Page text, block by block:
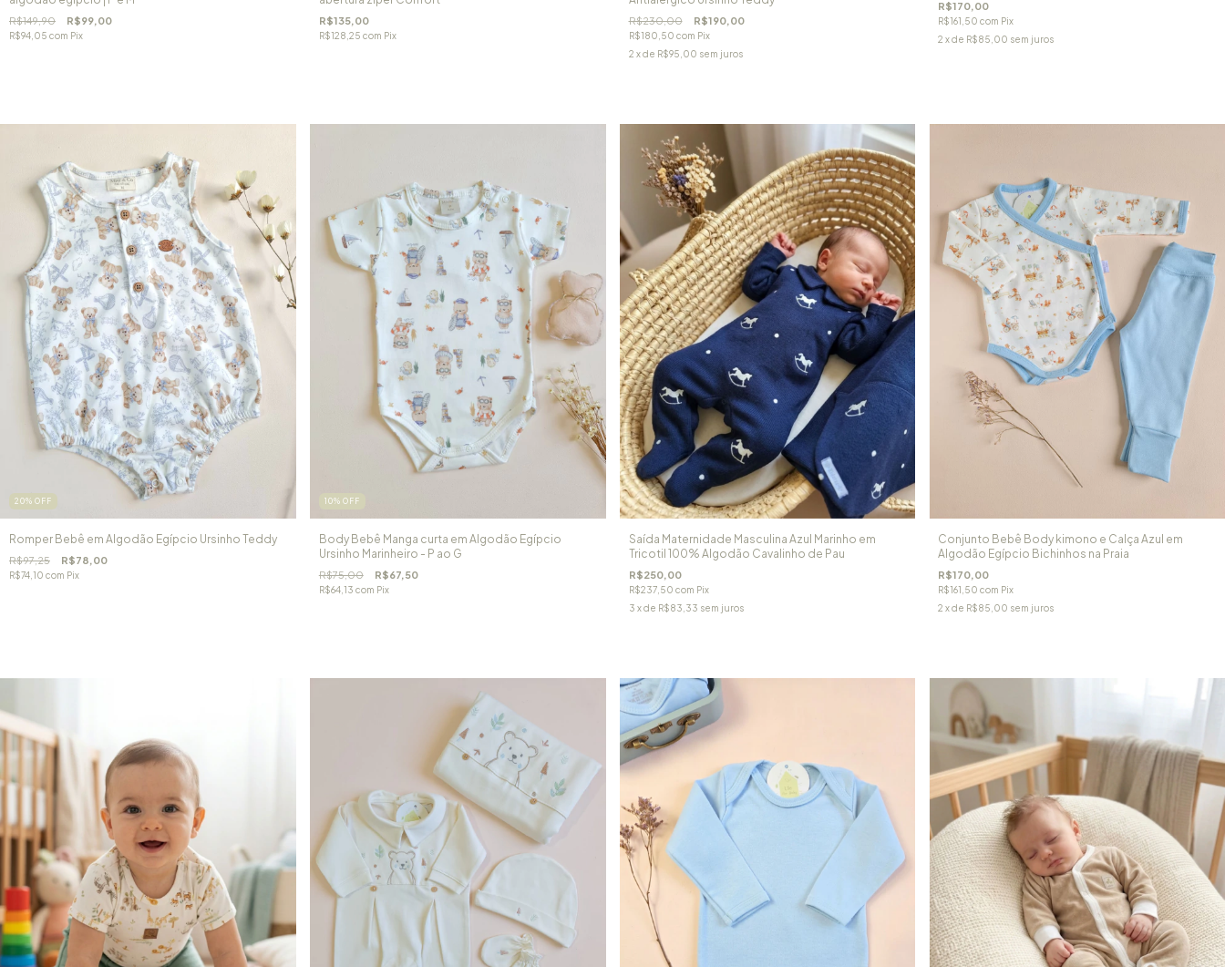
R$149,90 R$99,00
R$94,05 com Pix
R$135,00
R$128,25 com Pix
R$230,00 R$190,00
R$180,50 com Pix
2 x de R$95,00 sem juros
R$170,00
R$161,50com Pix
2 x de R$85,00 sem juros
20% OFF
Romper Bebê em Algodão Egípcio Ursinho Teddy
R$97,25 R$78,00
R$74,10 com Pix
10% OFF
Body Bebê Manga curta em Algodão Egípcio
Ursinho Marinheiro - P ao G
R$75,00 R$67,50
R$64,13 com Pix
Saída Maternidade Masculina Azul Marinho em
Tricotil 100% Algodão Cavalinho de Pau
R$250,00
R$237,50 com Pix
3 x de R$83,33 sem juros
Conjunto Bebê Body kimono e Calça Azul em
Algodão Egípcio Bichinhos na Praia
R$170,00
R$161,50com Pix
2 x de R$85,00 sem juros